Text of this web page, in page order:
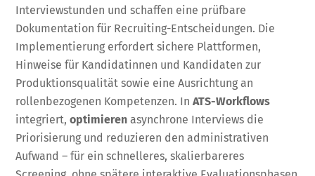
Interviewstunden und schaffen eine prüfbare
Dokumentation für Recruiting-Entscheidungen. Die
Implementierung erfordert sichere Plattformen,
Hinweise für Kandidatinnen und Kandidaten zur
Produktionsqualität sowie eine Ausrichtung an
rollenbezogenen Kompetenzen. InATS-Workflows
integriert,optimieren asynchrone Interviews die
Priorisierung und reduzieren den administrativen
Aufwand – für ein schnelleres, skalierbareres